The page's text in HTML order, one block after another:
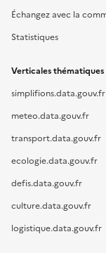
Échangez avec la
Statistiques
Verticales thématiques
simplifions.data.gouv.fr
meteo.data.gouv.fr
transport.data.gouv.fr
ecologie.data.gouv.fr
defis.data.gouv.fr
culture.data.gouv.fr
logistique.data.gouv.fr